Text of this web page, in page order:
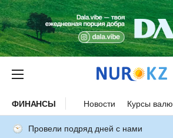
ФИНАНСЫ Новости Курсы
Провели подряд дней с нами